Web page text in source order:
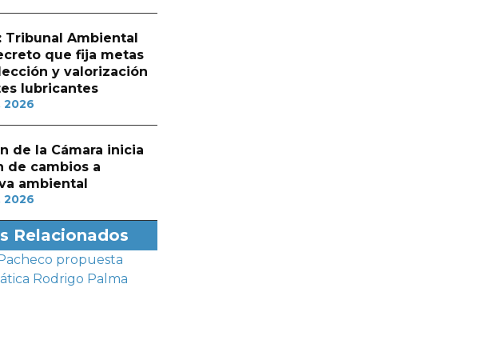
Tribunal Ambiental
que fija metas
y valorización
lubricantes
2026
de la Cámara inicia
de cambios a
ambiental
2026
Relacionados
propuesta
Rodrigo Palma